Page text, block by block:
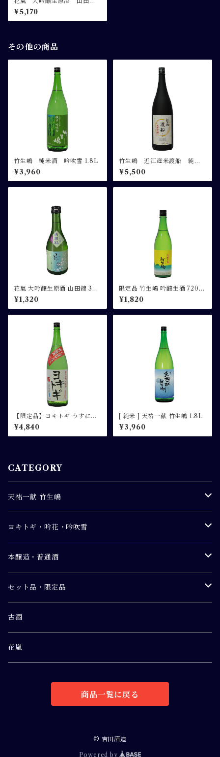
錦 １.８L
¥5,170
その他の商品
竹生嶋 純米酒 吟吹雪 1.8L
¥3,960
竹生嶋 近江産米渡船 純米
大吟醸 1.8L
¥5,500
花嵐 大吟醸生原酒 山田錦 300
ML
¥1,320
限定品 竹生嶋 吟醸生酒 720m
l¥1,820
【限定品】ヨキトギ うすにご
り純米吟醸生原酒 1.8L
¥4,840
[ 純米 ] 天祐一献 竹生嶋 1.8L
¥3,960
CATEGORY
天祐一献 竹生嶋
純米吟醸
純米
別撰
ヨキトギ・吟花・吟吹雪
ヨキトギ うすにごり純米吟醸生原酒
吟花 純米吟醸生原酒
吟吹雪 純米酒
本醸造・普通酒
【本醸造】竹生嶋 金紋
【普通酒】竹生嶋 銀紋
セット品・限定品
初しぼり
ひやおろし
ひやおろしR5
古酒
花嵐
商品一覧に戻る
© 吉田酒造
Powered by